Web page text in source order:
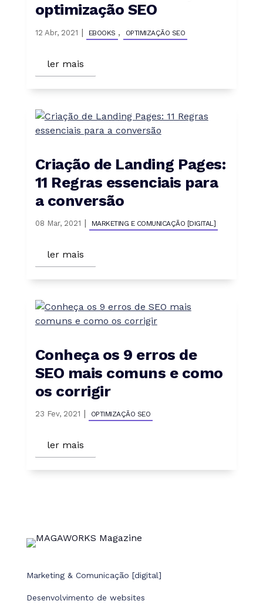
optimização SEO
12 Abr, 2021 | EBOOKS , OPTIMIZAÇÃO SEO
ler mais
Criação de Landing Pages:
11 Regras essenciais para
a conversão
08 Mar, 2021 | MARKETING E COMUNICAÇÃO [DIGITAL]
ler mais
Conheça os 9 erros de
SEO mais comuns e como
os corrigir
23 Fev, 2021 | OPTIMIZAÇÃO SEO
ler mais
Marketing & Comunicação [digital]
Desenvolvimento de websites